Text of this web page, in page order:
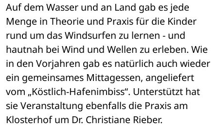
Auf dem Wasser und an Land gab es jede
Menge in Theorie und Praxis für die Kinder
rund um das Windsurfen zu lernen - und
hautnah bei Wind und Wellen zu erleben. Wie
in den Vorjahren gab es natürlich auch wieder
ein gemeinsames Mittagessen, angeliefert
vom „Köstlich-Hafenimbiss“. Unterstützt hat
sie Veranstaltung ebenfalls die Praxis am
Klosterhof um Dr. Christiane Rieber.